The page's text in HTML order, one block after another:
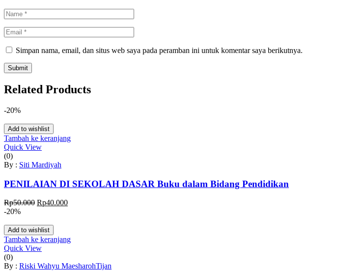
Simpan nama, email, dan situs web saya pada peramban ini untuk komentar saya berikutnya.
Related Products
-20%
Add to wishlist
Tambah ke keranjang
Quick View
(0)
By : Siti Mardiyah
PENILAIAN DI SEKOLAH DASAR Buku dalam Bidang Pendidikan
Rp50.000 Harga
Rp50.000.
Rp40.000Harga
Rp40.000.
-20%
Add to wishlist
Tambah ke keranjang
Quick View
(0)
By : Riski Wahyu MaesharohTijan